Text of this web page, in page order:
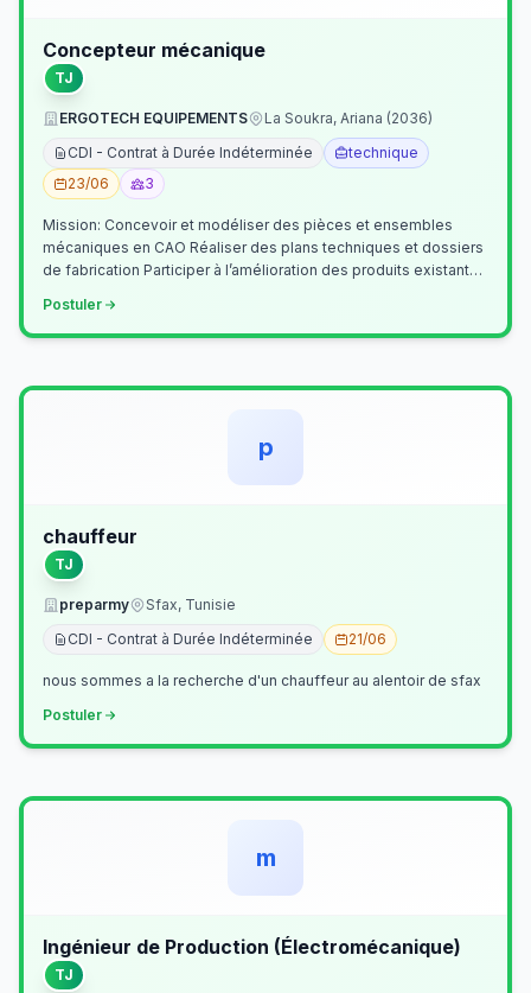
Concepteur mécanique
TJ
ERGOTECH EQUIPEMENTS
La Soukra, Ariana (2036)
CDI - Contrat à Durée Indéterminée
technique
23/06
3
Mission: Concevoir et modéliser des pièces et ensembles
mécaniques en CAO Réaliser des plans techniques et dossiers
de fabrication Participer à l’amélioration des produits existants
Postuler
p
chauffeur
TJ
preparmy
Sfax, Tunisie
CDI - Contrat à Durée Indéterminée
21/06
nous sommes a la recherche d'un chauffeur au alentoir de sfax
Postuler
m
Ingénieur de Production (Électromécanique)
TJ